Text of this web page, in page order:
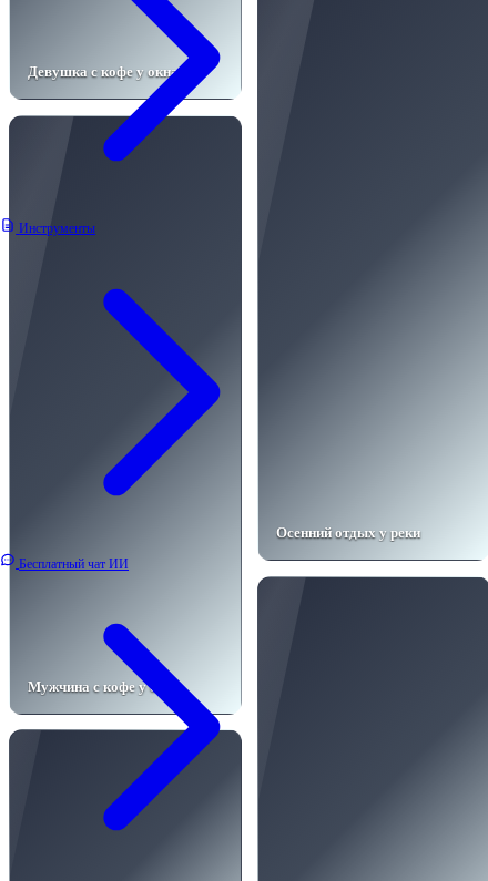
Инструменты
Бесплатный чат ИИ
Девушка с кофе у окна
Осенний отдых у реки
Мужчина с кофе у окна